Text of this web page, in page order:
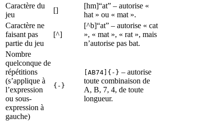
Caractère du
jeu
[]
[hm]“at” – autorise «
hat » ou « mat ».
Caractère ne
faisant pas
partie du jeu
[^]
[^b]“at” – autorise « cat
», « mat », « rat », mais
n’autorise pas bat.
Nombre
quelconque de
répétitions
(s’applique à
l’expression
ou sous-
expression à
gauche)
{-}
[AB74]{-} – autorise
toute combinaison de
A, B, 7, 4, de toute
longueur.